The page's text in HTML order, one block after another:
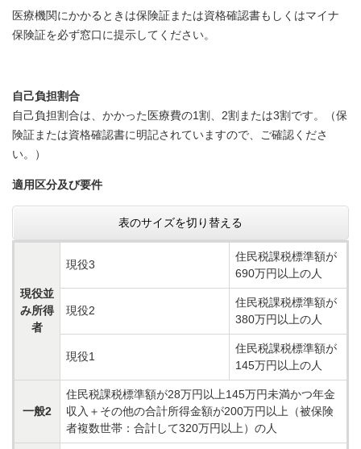
医療機関にかかるときは保険証または資格確認書もしくはマイナ
保険証を必ず窓口に提示してください。
自己負担割合
自己負担割合は、かかった医療費の1割、2割または3割です。（保
険証または資格確認書に明記されていますので、ご確認くださ
い。）
適用区分及び要件
表のサイズを切り替える
現役並
み所得
者
現役3
住民税課税標準額が
690万円以上の人
現役2
住民税課税標準額が
380万円以上の人
現役1
住民税課税標準額が
145万円以上の人
一般2
住民税課税標準額が28万円以上145万円未満かつ年金
収入＋その他の合計所得金額が200万円以上（被保険
者複数世帯：合計して320万円以上）の人